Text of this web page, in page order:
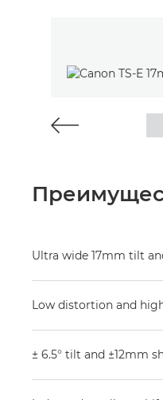
Ultra wide 17mm tilt
Low distortion and
± 6.5° tilt and ±12mm